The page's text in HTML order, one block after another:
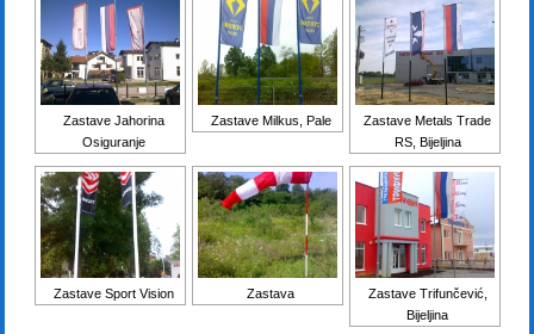
Zastave Jahorina
Osiguranje
Zastave Milkus, Pale
Zastave Metals Trade
RS, Bijeljina
Zastave Sport Vision Zastava
Zastave Trifunčević,
Bijeljina